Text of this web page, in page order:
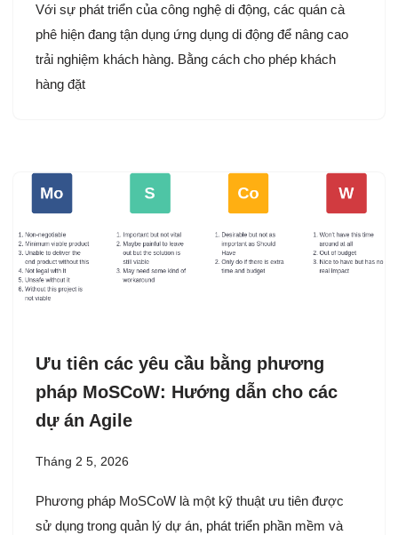
Với sự phát triển của công nghệ di động, các quán cà
phê hiện đang tận dụng ứng dụng di động để nâng cao
trải nghiệm khách hàng. Bằng cách cho phép khách
hàng đặt
Ưu tiên các yêu cầu bằng phương
pháp MoSCoW: Hướng dẫn cho các
dự án Agile
Tháng 2 5, 2026
Phương pháp MoSCoW là một kỹ thuật ưu tiên được
sử dụng trong quản lý dự án, phát triển phần mềm và